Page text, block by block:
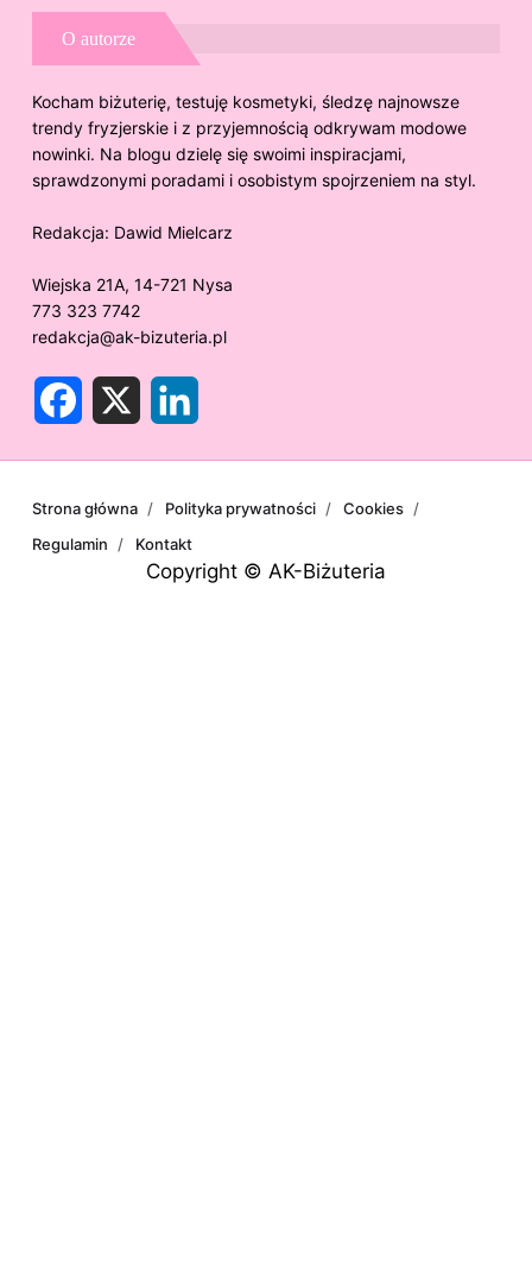
O autorze
Kocham biżuterię, testuję kosmetyki, śledzę najnowsze
trendy fryzjerskie i z przyjemnością odkrywam modowe
nowinki. Na blogu dzielę się swoimi inspiracjami,
sprawdzonymi poradami i osobistym spojrzeniem na styl.
Redakcja: Dawid Mielcarz
Wiejska 21A, 14-721 Nysa
773 323 7742
redakcja@ak-bizuteria.pl
b
k
e
n
Copyright © AK-Biżuteria
Strona główna Polityka prywatności
Cookies
Regulamin
Kontakt